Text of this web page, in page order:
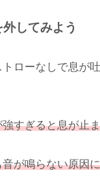
してみよう
ローなしで息が
すぎると息が止
が鳴らない原因